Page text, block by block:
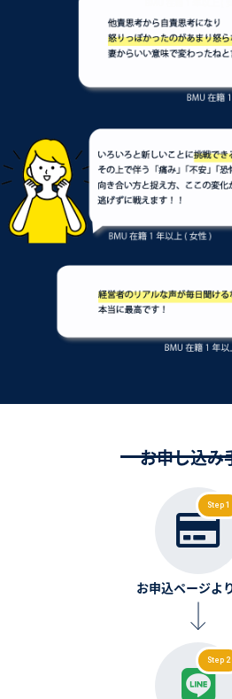
お申し込み
Step 1
お申込ページよ
Step 2